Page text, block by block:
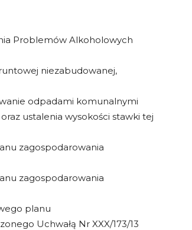
Problemów Alkoholowych
niezabudowanej,
odpadami komunalnymi
ustalenia wysokości stawki tej
zagospodarowania
zagospodarowania
planu
Uchwałą Nr XXX/173/13